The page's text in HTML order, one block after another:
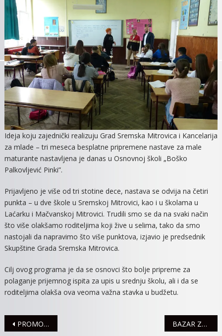
BESPLATNE
PRIPREMNE
NASTAVE
ZA
OSMAKE
Ideja koju zajednički realizuju Grad Sremska Mitrovica i Kancelarija
za mlade – tri meseca besplatne pripremene nastave za male
maturante nastavljena je danas u Osnovnoj školi „Boško
Palkovljević Pinki”.
Prijavljeno je više od tri stotine dece, nastava se odvija na četiri
punkta – u dve škole u Sremskoj Mitrovici, kao i u školama u
Laćarku i Mačvanskoj Mitrovici. Trudili smo se da na svaki način
što više olakšamo roditeljima koji žive u selima, tako da smo
nastojali da napravimo što više punktova, izjavio je predsednik
Skupštine Grada Sremska Mitrovica.
Cilj ovog programa je da se osnovci što bolje pripreme za
polaganje prijemnog ispita za upis u srednju školu, ali i da se
roditeljima olakša ova veoma važna stavka u budžetu.
Navigacija
PROMOCIJA STVARALAŠTVA DRAGANA ČUDIĆA BAZAR ZDRAVLJA U BEŠENOVU